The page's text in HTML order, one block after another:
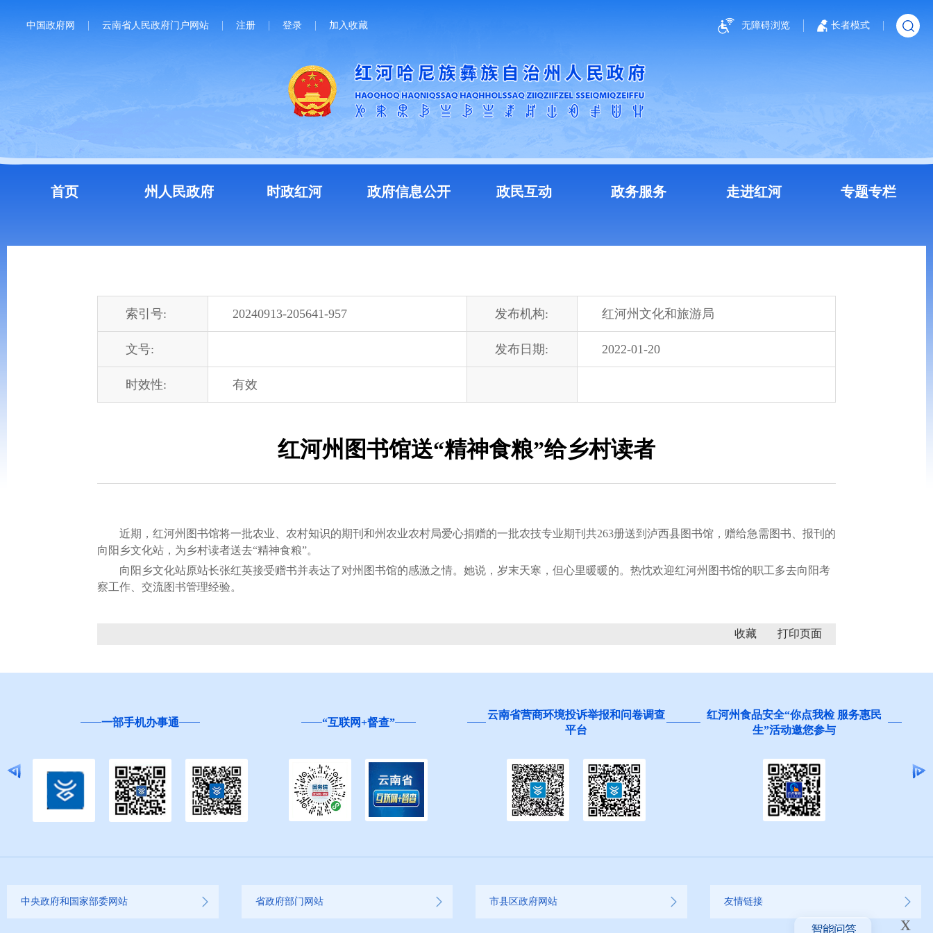
中国政府网 云南省人民政府门户网站 注册 登录 加入收藏 无障碍浏览 长者模式
首页 州人民政府 时政红河 政府信息公开 政民互动 政务服务 走进红河 专题专栏
索引号: 20240913-205641-957 发布机构: 红河州文化和旅游局
文号: 发布日期: 2022-01-20
时效性: 有效
红河州图书馆送“精神食粮”给乡村读者
近期，红河州图书馆将一批农业、农村知识的期刊和州农业农村局爱心捐赠的一批农技专业期刊共263册送到泸西县图书馆，赠给急需图书、报刊的
向阳乡文化站，为乡村读者送去“精神食粮”。
向阳乡文化站原站长张红英接受赠书并表达了对州图书馆的感激之情。她说，岁末天寒，但心里暖暖的。热忱欢迎红河州图书馆的职工多去向阳考
察工作、交流图书管理经验。
收藏
一部手机办事通 “互联网+督查”
云南省营商环境投诉举报和问卷调查
平台
红河州食品安全“你点我检 服务惠民
生”活动邀您参与
中央政府和国家部委网站 省政府部门网站 市县区政府网站 友情链接
x